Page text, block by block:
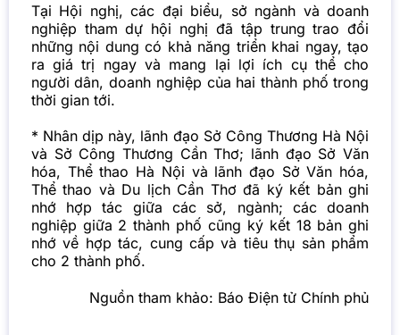
Tại Hội nghị, các đại biểu, sở ngành và doanh
nghiệp tham dự hội nghị đã tập trung trao đổi
những nội dung có khả năng triển khai ngay, tạo
ra giá trị ngay và mang lại lợi ích cụ thể cho
người dân, doanh nghiệp của hai thành phố trong
thời gian tới.
* Nhân dịp này, lãnh đạo Sở Công Thương Hà Nội
và Sở Công Thương Cần Thơ; lãnh đạo Sở Văn
hóa, Thể thao Hà Nội và lãnh đạo Sở Văn hóa,
Thể thao và Du lịch Cần Thơ đã ký kết bản ghi
nhớ hợp tác giữa các sở, ngành; các doanh
nghiệp giữa 2 thành phố cũng ký kết 18 bản ghi
nhớ về hợp tác, cung cấp và tiêu thụ sản phẩm
cho 2 thành phố.
Nguồn tham khảo: Báo Điện tử Chính phủ